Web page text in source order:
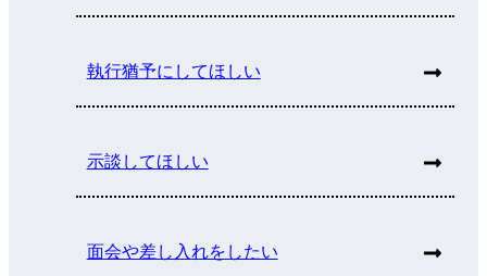
執行猶予にしてほしい
示談してほしい
面会や差し入れをしたい